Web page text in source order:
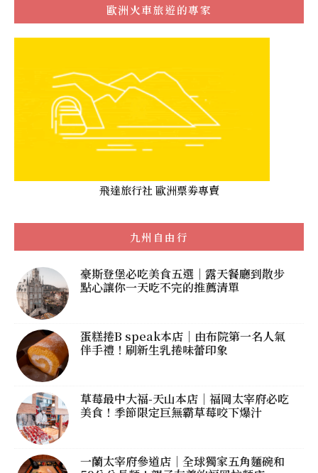
歐洲火車旅遊的專家
飛達旅行社 歐洲票劵專賣
九州自由行
豪斯登堡必吃美食五選｜露天餐廳到散步
點心讓你一天吃不完的推薦清單
蛋糕捲B speak本店｜由布院第一名人氣
伴手禮！刷新生乳捲味蕾印象
草莓最中大福-天山本店｜福岡太宰府必吃
美食！季節限定巨無霸草莓咬下爆汁
一蘭太宰府參道店｜全球獨家五角麵碗和